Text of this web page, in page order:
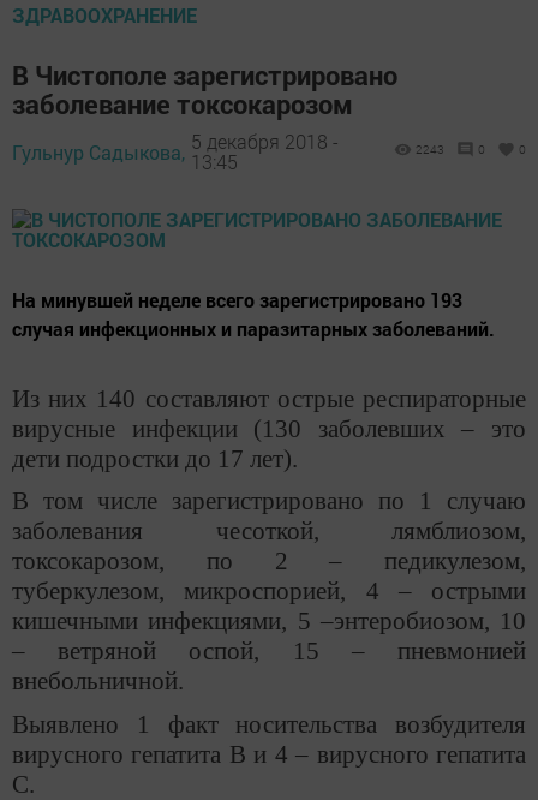
ЗДРАВООХРАНЕНИЕ
В Чистополе зарегистрировано
заболевание токсокарозом
Гульнур Садыкова, 5 декабря 2018 -
13:45
2243 0 0
На минувшей неделе всего зарегистрировано 193
случая инфекционных и паразитарных заболеваний.
Из них 140 составляют острые респираторные
вирусные инфекции (130 заболевших – это
дети подростки до 17 лет).
В том числе зарегистрировано по 1 случаю
заболевания чесоткой, лямблиозом,
токсокарозом, по 2 – педикулезом,
туберкулезом, микроспорией, 4 – острыми
кишечными инфекциями, 5 –энтеробиозом, 10
– ветряной оспой, 15 – пневмонией
внебольничной.
Выявлено 1 факт носительства возбудителя
вирусного гепатита В и 4 – вирусного гепатита
С.